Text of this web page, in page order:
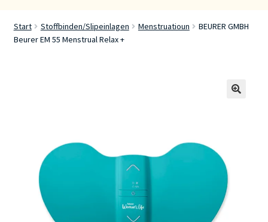
Servicer
Start Stoffbinden/Slipeinlagen Menstruatioun
BEURER GMBH
Beurer EM 55 Menstrual Relax +